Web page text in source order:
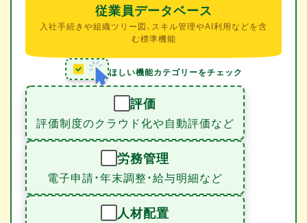
従業員データベース
入社手続きや組織ツリー図、スキル管理やAI利用などを含
む標準機能
ほしい機能カテゴリーをチェック
評価
評価制度のクラウド化や自動評価など
労務管理
電子申請・年末調整・給与明細など
人材配置